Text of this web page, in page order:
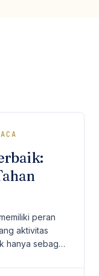
peran
aktivitas
hanya sebagai